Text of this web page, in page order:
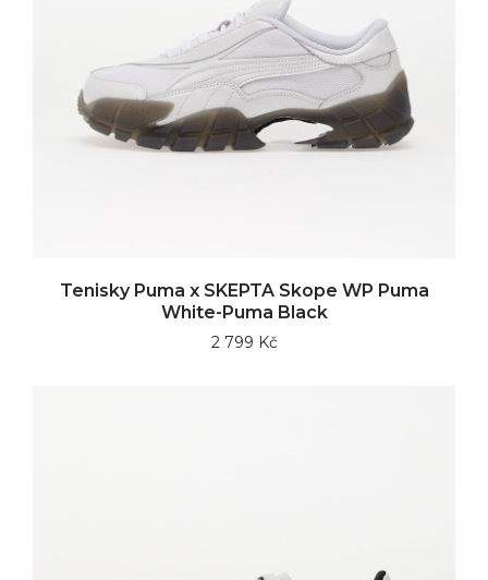
Tenisky Puma x SKEPTA Skope WP Puma
White-Puma Black
2 799 Kč